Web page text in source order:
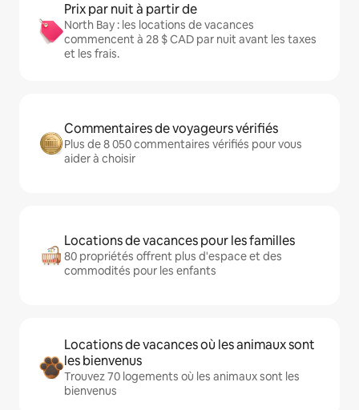
Prix par nuit à partir de
North Bay : les locations de vacances
commencent à 28 $ CAD par nuit avant les taxes
et les frais.
Commentaires de voyageurs vérifiés
Plus de 8 050 commentaires vérifiés pour vous
aider à choisir
Locations de vacances pour les familles
80 propriétés offrent plus d'espace et des
commodités pour les enfants
Locations de vacances où les animaux sont
les bienvenus
Trouvez 70 logements où les animaux sont les
bienvenus